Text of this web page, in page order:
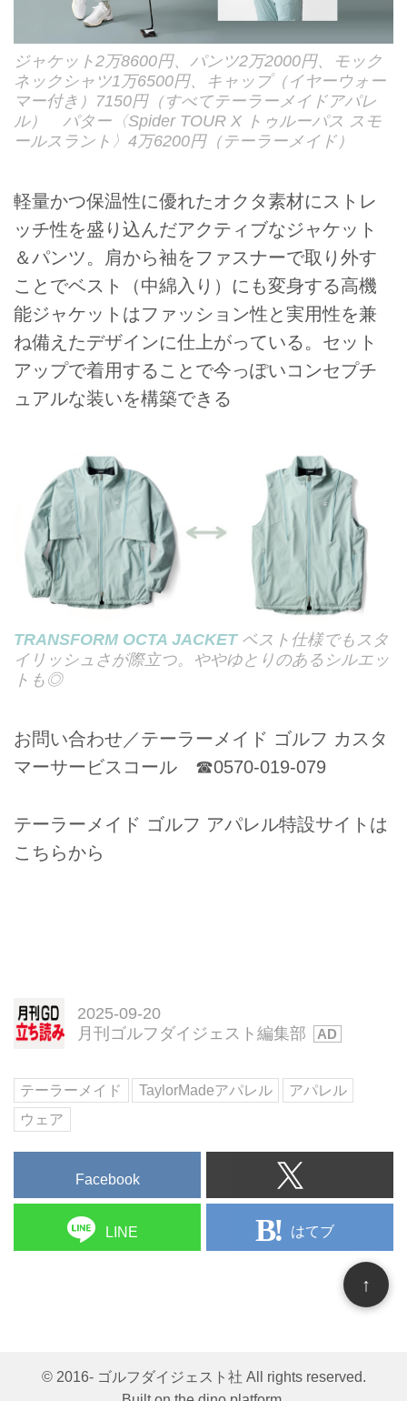
ジャケット2万8600円、パンツ2万2000円、モック
ネックシャツ1万6500円、キャップ（イヤーウォー
マー付き）7150円（すべてテーラーメイドアパレ
ル） パター〈Spider TOUR X トゥルーパス スモ
ールスラント〉4万6200円（テーラーメイド）
軽量かつ保温性に優れたオクタ素材にストレ
ッチ性を盛り込んだアクティブなジャケット
＆パンツ。肩から袖をファスナーで取り外す
ことでベスト（中綿入り）にも変身する高機
能ジャケットはファッション性と実用性を兼
ね備えたデザインに仕上がっている。セット
アップで着用することで今っぽいコンセプチ
ュアルな装いを構築できる
TRANSFORM OCTA JACKETベスト仕様でもスタ
イリッシュさが際立つ。ややゆとりのあるシルエッ
トも◎
お問い合わせ／テーラーメイド ゴルフ カスタ
マーサービスコール ☎0570-019-079
テーラーメイド ゴルフ アパレル特設サイトは
こちらから
2025-09-20
月刊ゴルフダイジェスト編集部
テーラーメイド TaylorMadeアパレル
アパレル
ウェア
Facebook
LINE はてブ
© 2016- ゴルフダイジェスト社 All rights reserved.
↑